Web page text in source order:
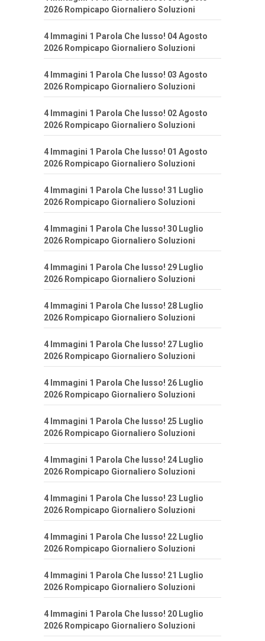
2026 Rompicapo Giornaliero Soluzioni
4 Immagini 1 Parola Che lusso! 04 Agosto
2026 Rompicapo Giornaliero Soluzioni
4 Immagini 1 Parola Che lusso! 03 Agosto
2026 Rompicapo Giornaliero Soluzioni
4 Immagini 1 Parola Che lusso! 02 Agosto
2026 Rompicapo Giornaliero Soluzioni
4 Immagini 1 Parola Che lusso! 01 Agosto
2026 Rompicapo Giornaliero Soluzioni
4 Immagini 1 Parola Che lusso! 31 Luglio
2026 Rompicapo Giornaliero Soluzioni
4 Immagini 1 Parola Che lusso! 30 Luglio
2026 Rompicapo Giornaliero Soluzioni
4 Immagini 1 Parola Che lusso! 29 Luglio
2026 Rompicapo Giornaliero Soluzioni
4 Immagini 1 Parola Che lusso! 28 Luglio
2026 Rompicapo Giornaliero Soluzioni
4 Immagini 1 Parola Che lusso! 27 Luglio
2026 Rompicapo Giornaliero Soluzioni
4 Immagini 1 Parola Che lusso! 26 Luglio
2026 Rompicapo Giornaliero Soluzioni
4 Immagini 1 Parola Che lusso! 25 Luglio
2026 Rompicapo Giornaliero Soluzioni
4 Immagini 1 Parola Che lusso! 24 Luglio
2026 Rompicapo Giornaliero Soluzioni
4 Immagini 1 Parola Che lusso! 23 Luglio
2026 Rompicapo Giornaliero Soluzioni
4 Immagini 1 Parola Che lusso! 22 Luglio
2026 Rompicapo Giornaliero Soluzioni
4 Immagini 1 Parola Che lusso! 21 Luglio
2026 Rompicapo Giornaliero Soluzioni
4 Immagini 1 Parola Che lusso! 20 Luglio
2026 Rompicapo Giornaliero Soluzioni